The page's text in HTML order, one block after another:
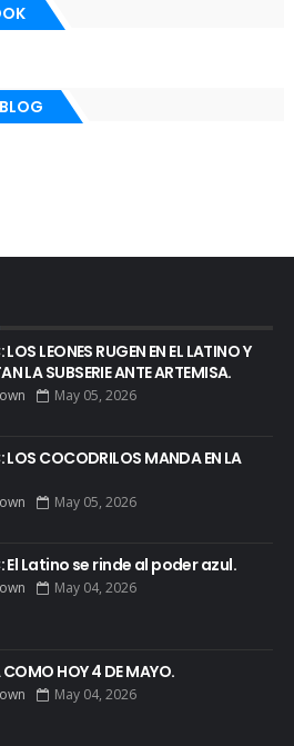
LOS LEONES RUGEN EN EL LATINO Y
LA SUBSERIE ANTE ARTEMISA.
May 05, 2026
LOS COCODRILOS MANDA EN LA
May 05, 2026
El Latino se rinde al poder azul.
May 04, 2026
COMO HOY 4 DE MAYO.
May 04, 2026